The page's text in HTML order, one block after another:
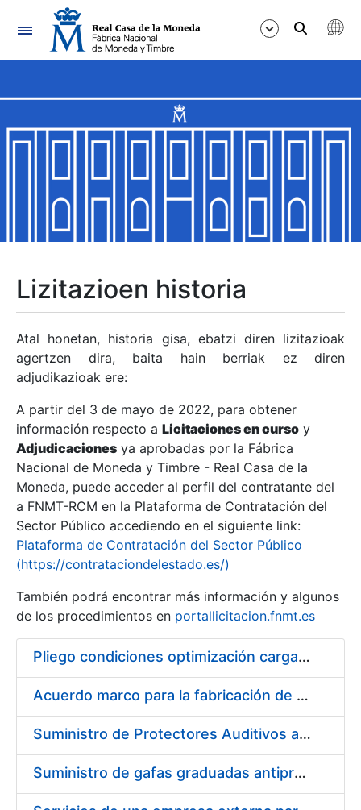
Nabigazioa
Erakutsi/Ezkutatu
Erakutsi/Ezkutatu
Erakutsi/Ezkutatu
Erakutsi/Ezkutatu
Erakutsi/Ezkutatu
Erakutsi/Ezkutatu
Erakutsi/Ezkutatu
Erakutsi/Ezkutatu
Lizitazioen historia
Atal honetan, historia gisa, ebatzi diren lizitazioak
agertzen dira, baita hain berriak ez diren
adjudikazioak ere:
A partir del 3 de mayo de 2022, para obtener
información respecto a Licitaciones en curso y
Adjudicaciones ya aprobadas por la Fábrica
Nacional de Moneda y Timbre - Real Casa de la
Moneda, puede acceder al perfil del contratante del
a FNMT-RCM en la Plataforma de Contratación del
Sector Público accediendo en el siguiente link:
Plataforma de Contratación del Sector Público
(https://contrataciondelestado.es/)
También podrá encontrar más información y algunos
de los procedimientos en portallicitacion.fnmt.es
Pliego condiciones optimización cargas compras firmado
Acuerdo marco para la fabricación de piezas
Suministro de Protectores Auditivos a medida para las personas trabajadoras de los Centros de Trabajo de Madrid y Burgos
Suministro de gafas graduadas antiproyecciones para los trabajadores de la FNMT-RCM en los centros de trabajo de Madrid y Burgos